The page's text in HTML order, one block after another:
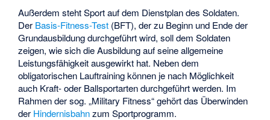
Außerdem steht Sport auf dem Dienstplan des Soldaten.
Der Basis-Fitness-Test (BFT), der zu Beginn und Ende der
Grundausbildung durchgeführt wird, soll dem Soldaten
zeigen, wie sich die Ausbildung auf seine allgemeine
Leistungsfähigkeit ausgewirkt hat. Neben dem
obligatorischen Lauftraining können je nach Möglichkeit
auch Kraft- oder Ballsportarten durchgeführt werden. Im
Rahmen der sog. „Military Fitness“ gehört das Überwinden
der Hindernisbahnzum Sportprogramm.